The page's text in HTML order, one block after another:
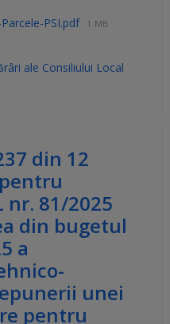
PSI.pdf 1 MB
ale Consiliului Local
din 12
nr. 81/2025
din bugetul
a
unei
pentru